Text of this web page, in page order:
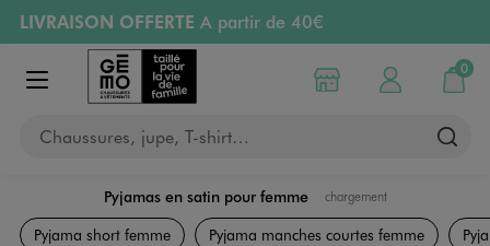
Aller au contenu principal
Aller à la navigation
LIVRAISON OFFERTE A partir de 40€
RETRAIT ET LIVRAISON OFFERTE
en magasin
PAYEZ EN 3x SANS FRAIS
Retours OFFERTS
pendant 30 jours
Afficher le menu
Chaussures, jupe, T-shirt…
Choisir mon magasin
Mon compte
0
Mon
Pyjamas en satin pour femme chargement
Lingerie
Pyjama short femme Pyjama manches courtes femme